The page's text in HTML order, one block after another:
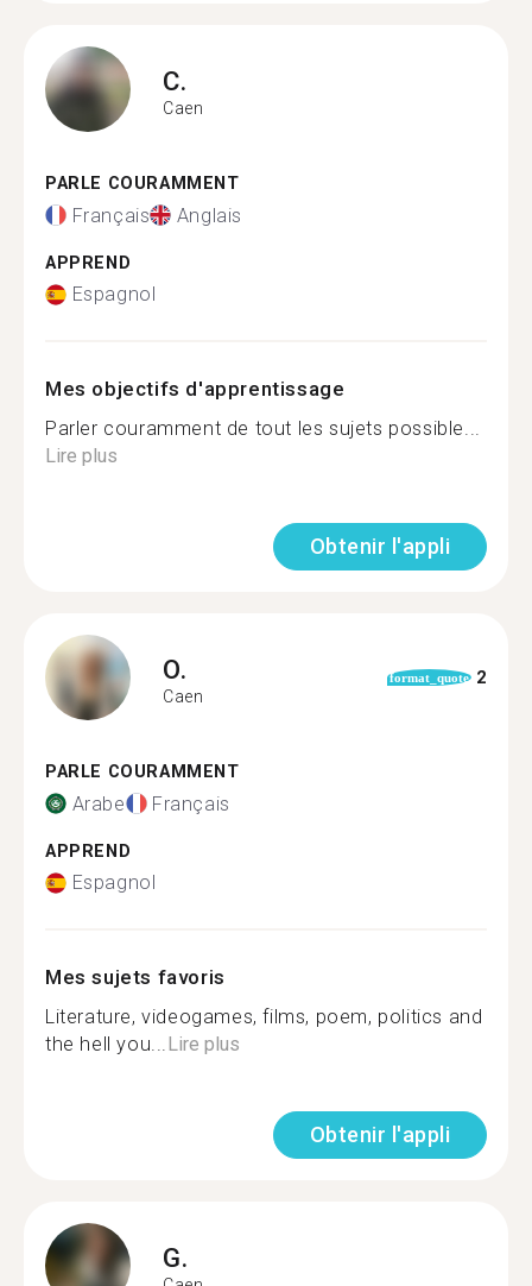
C.
Caen
PARLE COURAMMENT
Français Anglais
APPREND
Espagnol
Mes objectifs d'apprentissage
Parler couramment de tout les sujets possible...
Lire plus
Obtenir l'appli
O.
Caen
format_quote 2
PARLE COURAMMENT
Arabe Français
APPREND
Espagnol
Mes sujets favoris
Literature, videogames, films, poem, politics and
the hell you...Lire plus
Obtenir l'appli
G.